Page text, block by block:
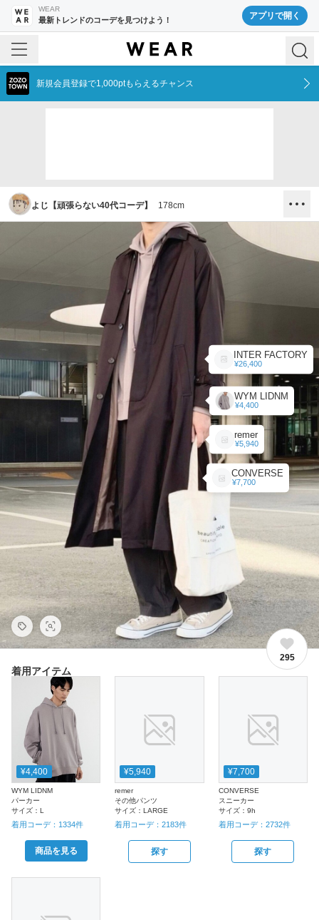
WEAR
最新トレンドのコーデを見つけよう！ アプリで開く
新規会員登録で1,000ptもらえるチャンス
よじ【頑張らない40代コーデ】 178cm
WYM LIDNM
¥4,400
remer
¥5,940
CONVERSE
¥7,700
INTER FACTORY
¥26,400
295
着用アイテム
¥4,400
WYM LIDNM
パーカー
サイズ： L
着用コーデ： 1334件
商品を見る
¥5,940
remer
その他パンツ
サイズ：LARGE
着用コーデ：2183件
探す
¥7,700
CONVERSE
スニーカー
サイズ： 9h
着用コーデ： 2732件
探す